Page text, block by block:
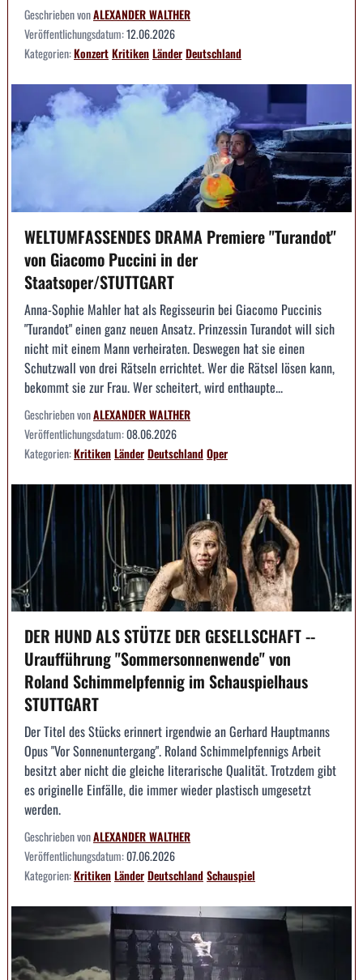
Geschrieben vonALEXANDER WALTHER
Veröffentlichungsdatum:12.06.2026
Kategorien:KonzertKritikenLänderDeutschland
WELTUMFASSENDES DRAMA Premiere "Turandot"
von Giacomo Puccini in der
Staatsoper/STUTTGART
Anna-Sophie Mahler hat als Regisseurin bei Giacomo Puccinis
"Turandot" einen ganz neuen Ansatz. Prinzessin Turandot will sich
nicht mit einem Mann verheiraten. Deswegen hat sie einen
Schutzwall von drei Rätseln errichtet. Wer die Rätsel lösen kann,
bekommt sie zur Frau. Wer scheitert, wird enthaupte...
Geschrieben vonALEXANDER WALTHER
Veröffentlichungsdatum:08.06.2026
Kategorien:KritikenLänderDeutschlandOper
DER HUND ALS STÜTZE DER GESELLSCHAFT --
Uraufführung "Sommersonnenwende" von
Roland Schimmelpfennig im Schauspielhaus
STUTTGART
Der Titel des Stücks erinnert irgendwie an Gerhard Hauptmanns
Opus "Vor Sonnenuntergang". Roland Schimmelpfennigs Arbeit
besitzt aber nicht die gleiche literarische Qualität. Trotzdem gibt
es originelle Einfälle, die immer wieder plastisch umgesetzt
werden.
Geschrieben vonALEXANDER WALTHER
Veröffentlichungsdatum:07.06.2026
Kategorien:KritikenLänderDeutschlandSchauspiel